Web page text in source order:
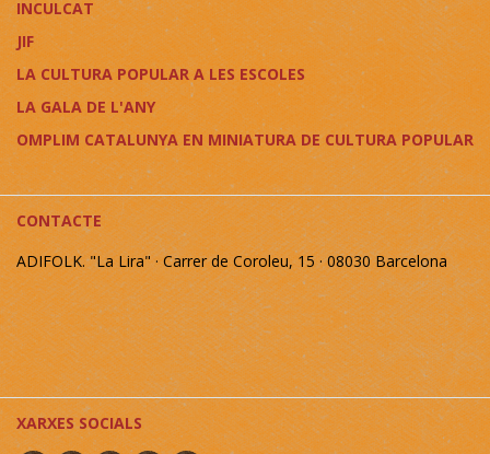
INCULCAT
JIF
LA CULTURA POPULAR A LES ESCOLES
LA GALA DE L'ANY
OMPLIM CATALUNYA EN MINIATURA DE CULTURA POPULAR
CONTACTE
ADIFOLK. "La Lira" · Carrer de Coroleu, 15 · 08030 Barcelona
XARXES SOCIALS